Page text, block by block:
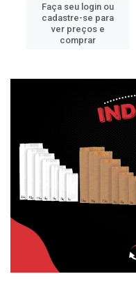
Faça seu login ou
cadastre-se para
ver preços e
comprar